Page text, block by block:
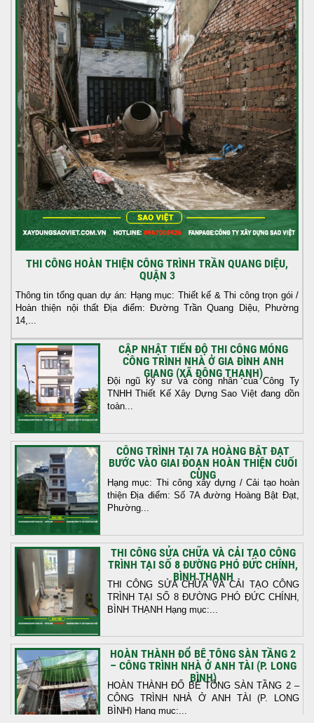
THI CÔNG HOÀN THIỆN CÔNG TRÌNH TRẦN QUANG DIỆU,
QUẬN 3
Thông tin tổng quan dự án: Hạng mục: Thiết kế & Thi công trọn gói /
Hoàn thiện nội thất Địa điểm: Đường Trần Quang Diệu, Phường
14,...
CẬP NHẬT TIẾN ĐỘ THI CÔNG MÓNG
CÔNG TRÌNH NHÀ Ở GIA ĐÌNH ANH
GIANG (XÃ ĐÔNG THẠNH)
Đội ngũ kỹ sư và công nhân của Công Ty
TNHH Thiết Kế Xây Dựng Sao Việt đang dồn
toàn...
CÔNG TRÌNH TẠI 7A HOÀNG BẬT ĐẠT
BƯỚC VÀO GIAI ĐOẠN HOÀN THIỆN CUỐI
CÙNG
Hạng mục: Thi công xây dựng / Cải tạo hoàn
thiện Địa điểm: Số 7A đường Hoàng Bật Đạt,
Phường...
THI CÔNG SỬA CHỮA VÀ CẢI TẠO CÔNG
TRÌNH TẠI SỐ 8 ĐƯỜNG PHÓ ĐỨC CHÍNH,
BÌNH THẠNH
THI CÔNG SỬA CHỮA VÀ CẢI TẠO CÔNG
TRÌNH TẠI SỐ 8 ĐƯỜNG PHÓ ĐỨC CHÍNH,
BÌNH THẠNH Hạng mục:...
HOÀN THÀNH ĐỔ BÊ TÔNG SÀN TẦNG 2
– CÔNG TRÌNH NHÀ Ở ANH TÀI (P. LONG
BÌNH)
HOÀN THÀNH ĐỔ BÊ TÔNG SÀN TẦNG 2 –
CÔNG TRÌNH NHÀ Ở ANH TÀI (P. LONG
BÌNH) Hạng mục:...